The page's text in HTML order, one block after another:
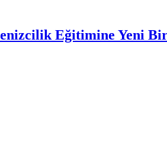
Eğitimine Yeni Bir